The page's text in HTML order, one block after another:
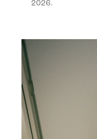
2026.